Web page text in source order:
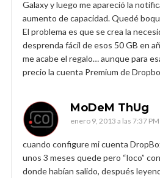
Galaxy y luego me apareció la
aumento de capacidad. Quedé
El problema es que se crea la
desprenda fácil de esos 50 GB en
me acabe el regalo… aunque para
precio la cuenta Premium de
MoDeM ThUg
enero 9, 2013 a las 7:37 PM
cuando configure mi cuenta
unos 3 meses quede pero “loco”
donde habían salido, después